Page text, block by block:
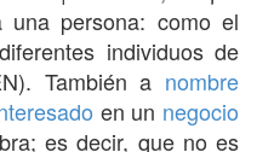
una persona: como el
individuos de
También a nombre
en un negocio
es decir, que no es